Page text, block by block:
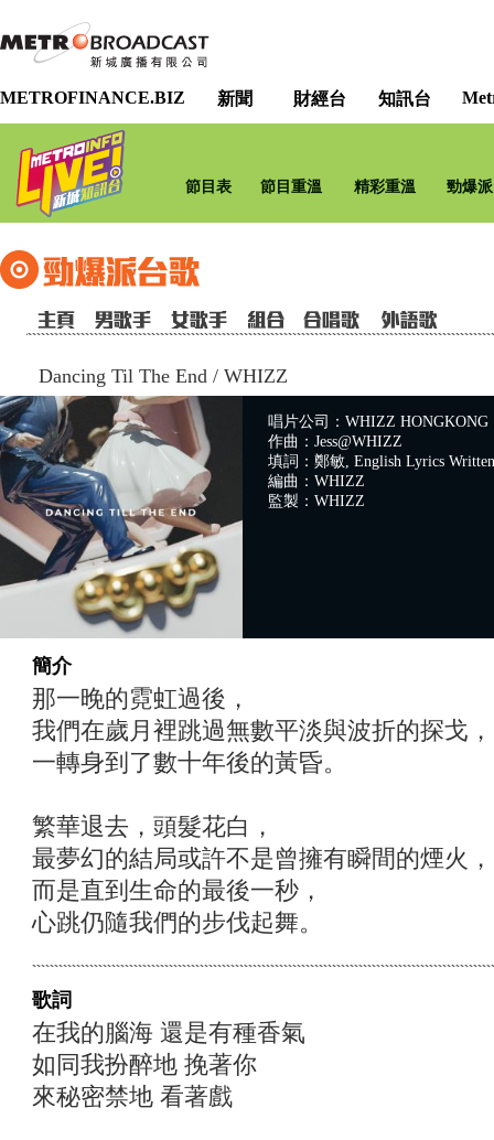
METROFINANCE.BIZ 新聞 財經台 知訊台
節目表 節目重溫 精彩重溫 勁爆
Dancing Til The End / WHIZZ
唱片公司：WHIZZ HONGKONG
作曲：Jess@WHIZZ
填詞：鄭敏, English Lyrics
編曲：WHIZZ
監製：WHIZZ
簡介
那一晚的霓虹過後，
我們在歲月裡跳過無數平淡與波折的探戈，
一轉身到了數十年後的黃昏。
繁華退去，頭髮花白，
最夢幻的結局或許不是曾擁有瞬間的煙火，
而是直到生命的最後一秒，
心跳仍隨我們的步伐起舞。
歌詞
在我的腦海 還是有種香氣
如同我扮醉地 挽著你
來秘密禁地 看著戲